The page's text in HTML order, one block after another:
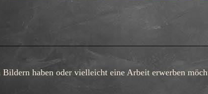
haben oder vielleicht eine Arbeit erwerben